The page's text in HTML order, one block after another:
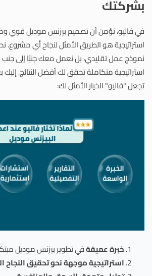
بشركتك
في فاليو، نؤمن أن تصميم بيزنس موديل قوي
استراتيجية هو الطريق الأمثل لنجاح أي مشروع.
نموذج عمل تقليدي، بل نعمل معك جنبًا إلى جنب
استراتيجية متكاملة تحقق لك أفضل النتائج.
تجعل "فاليو" الخيار الأمثل لك:
خبرة عميقةفي تطوير بيزنس موديل
استراتيجية موجهة نحو تحقيق النجاح